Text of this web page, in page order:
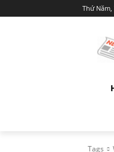
Thứ Năm,
Tags